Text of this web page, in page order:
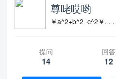
尊咾哎哟
￥a^2+b^2=c^2￥. . .
提问
14
回答
12